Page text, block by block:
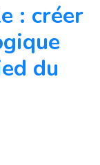
: créer
du